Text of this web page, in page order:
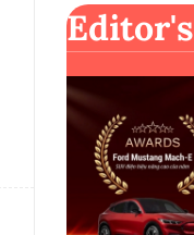
Editor's